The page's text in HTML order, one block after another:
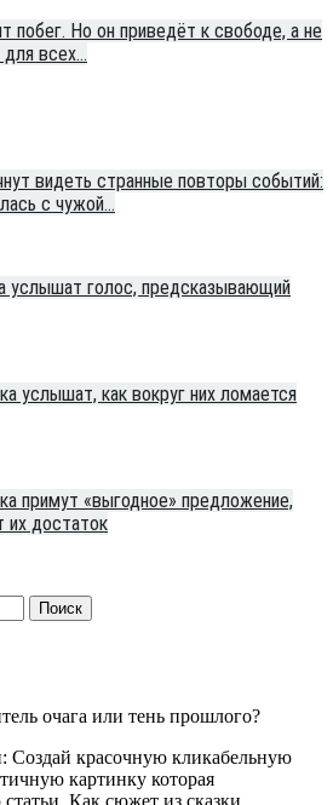
побег. Но он приведёт к свободе, а не
для всех…
видеть странные повторы событий:
с чужой…
услышат голос, предсказывающий
услышат, как вокруг них ломается
примут «выгодное» предложение,
их достаток
очага или тень прошлого?
Создай красочную кликабельную
картинку которая
Как сюжет из сказки.